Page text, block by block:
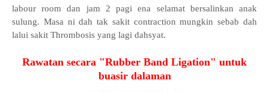
labour room dan jam 2 pagi ena selamat bersalinkan anak
sulung. Masa ni dah tak sakit contraction mungkin sebab dah
lalui sakit Thrombosis yang lagi dahsyat.
Rawatan secara "Rubber Band Ligation" untuk
buasir dalaman